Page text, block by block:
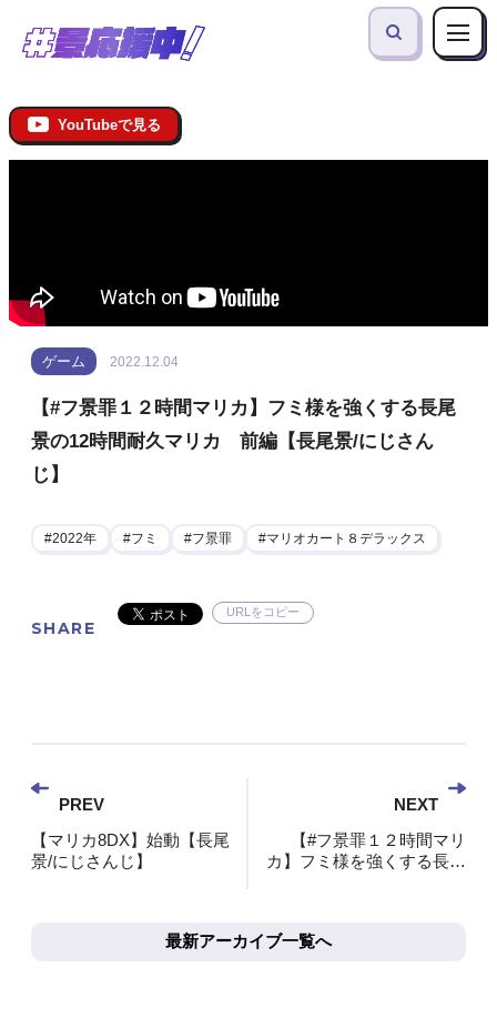
YouTubeで見る
ゲーム 2022.12.04
【#フ景罪１２時間マリカ】フミ様を強くする長尾
景の12時間耐久マリカ 前編【長尾景/にじさん
じ】
2022年 フミ フ景罪 マリオカート８デラックス
SHARE
URLをコピー
PREV
【マリカ8DX】始動【長尾
景/にじさんじ】
NEXT
【#フ景罪１２時間マリ
カ】フミ様を強くする長尾
最新アーカイブ一覧へ